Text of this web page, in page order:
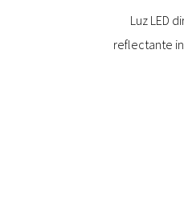
Luz LED
reflectante